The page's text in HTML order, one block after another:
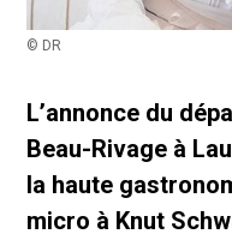
© DR
L’annonce du
Beau-Rivage à
la haute
micro à Knut